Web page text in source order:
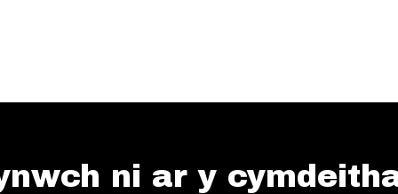
ni ar y